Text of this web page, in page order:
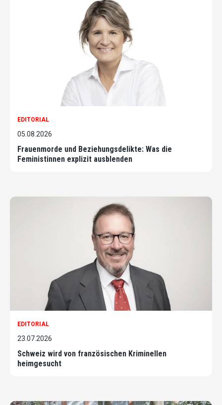
EDITORIAL
05.08.2026
Frauenmorde und Beziehungsdelikte: Was die
Feministinnen explizit ausblenden
EDITORIAL
23.07.2026
Schweiz wird von französischen Kriminellen
heimgesucht